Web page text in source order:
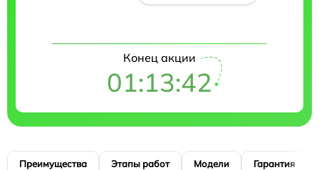
Конец акции
01:13:41
Преимущества Этапы работ Модели Гарантия